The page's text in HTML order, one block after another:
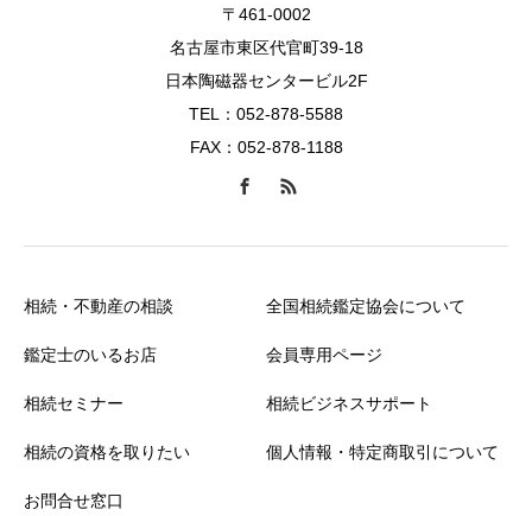
〒461-0002
名古屋市東区代官町39-18
日本陶磁器センタービル2F
TEL：052-878-5588
FAX：052-878-1188
相続・不動産の相談
鑑定士のいるお店
相続セミナー
相続の資格を取りたい
お問合せ窓口
全国相続鑑定協会について
会員専用ページ
相続ビジネスサポート
個人情報・特定商取引について